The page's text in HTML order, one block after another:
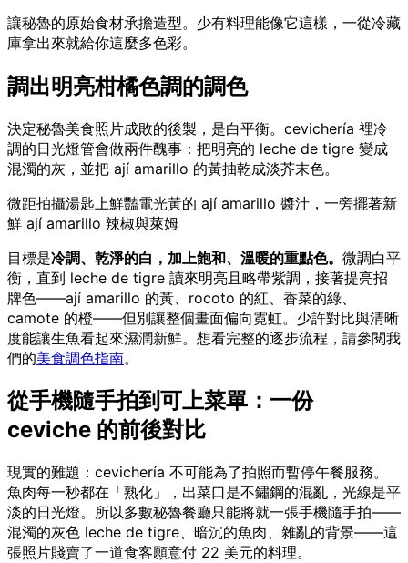
讓秘魯的原始食材承擔造型。少有料理能像它這樣，一從冷藏
庫拿出來就給你這麼多色彩。
調出明亮柑橘色調的調色
決定秘魯美食照片成敗的後製，是白平衡。cevichería 裡冷
調的日光燈管會做兩件醜事：把明亮的 leche de tigre 變成
混濁的灰，並把 ají amarillo 的黃抽乾成淡芥末色。
微距拍攝湯匙上鮮豔電光黃的 ají amarillo 醬汁，一旁擺著新
鮮 ají amarillo 辣椒與萊姆
目標是冷調、乾淨的白，加上飽和、溫暖的重點色。 微調白平
衡，直到 leche de tigre 讀來明亮且略帶紫調，接著提亮招
牌色——ají amarillo 的黃、rocoto 的紅、香菜的綠、
camote 的橙——但別讓整個畫面偏向霓虹。少許對比與清晰
度能讓生魚看起來濕潤新鮮。想看完整的逐步流程，請參閱我
們的美食調色指南。
從手機隨手拍到可上菜單：一份
ceviche 的前後對比
現實的難題：cevichería 不可能為了拍照而暫停午餐服務。
魚肉每一秒都在「熟化」，出菜口是不鏽鋼的混亂，光線是平
淡的日光燈。所以多數秘魯餐廳只能將就一張手機隨手拍——
混濁的灰色 leche de tigre、暗沉的魚肉、雜亂的背景——這
張照片賤賣了一道食客願意付 22 美元的料理。